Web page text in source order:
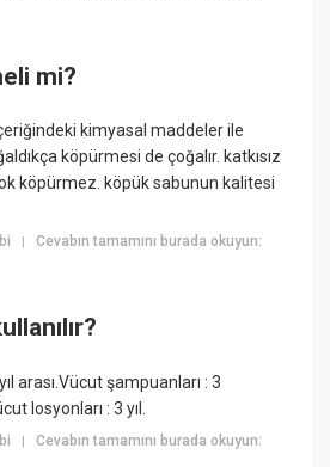
mi?
kimyasal maddeler ile
köpürmesi de çoğalır. katkısız
köpürmez. köpük sabunun kalitesi
|Cevabın tamamını burada okuyun:
arası.Vücut şampuanları : 3
losyonları : 3 yıl.
|Cevabın tamamını burada okuyun: